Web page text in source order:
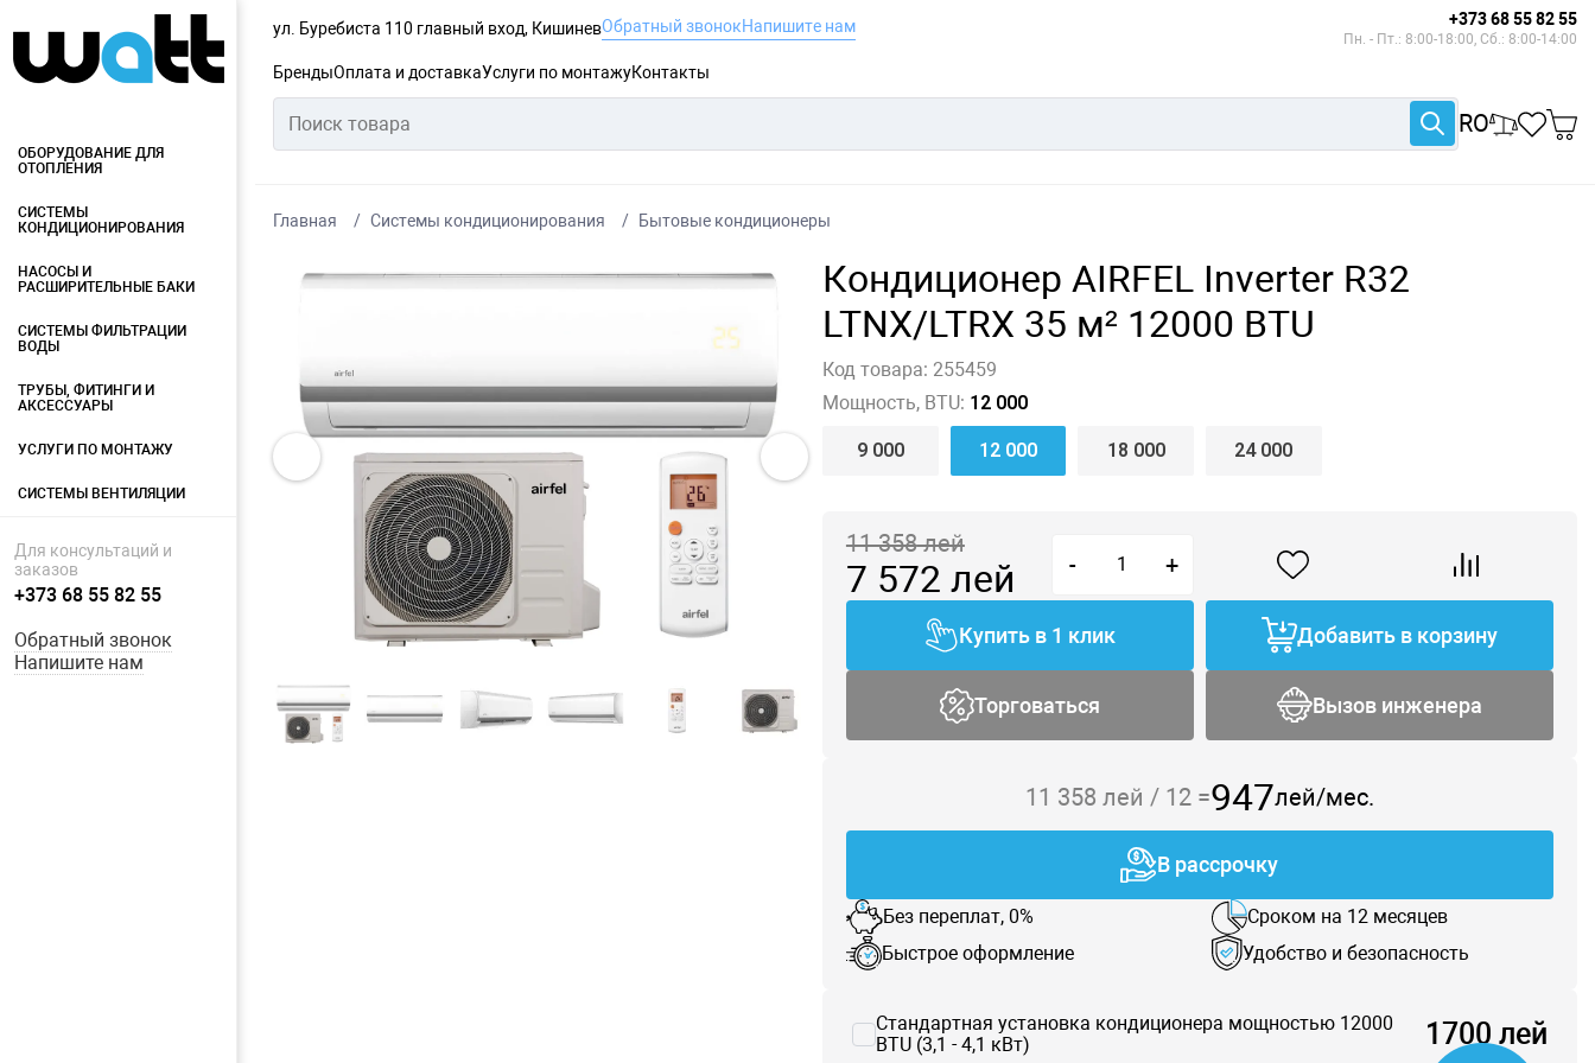
ул. Буребиста 110 главный вход, КишиневОбратный звонокНапишите нам +373 68 55 82 55
Пн. - Пт.: 8:00-18:00, Сб.: 8:00-14:00
БрендыОплата и доставкаУслуги по монтажуКонтакты
RO
ОБОРУДОВАНИЕ ДЛЯ
ОТОПЛЕНИЯ
СИСТЕМЫ
КОНДИЦИОНИРОВАНИЯ
НАСОСЫ И
РАСШИРИТЕЛЬНЫЕ БАКИ
СИСТЕМЫ ФИЛЬТРАЦИИ
ВОДЫ
ТРУБЫ, ФИТИНГИ И
АКСЕССУАРЫ
УСЛУГИ ПО МОНТАЖУ
СИСТЕМЫ ВЕНТИЛЯЦИИ
Для консультаций и
заказов
+373 68 55 82 55
Обратный звонок
Напишите нам
Главная Системы кондиционирования Бытовые кондиционеры
Кондиционер AIRFEL Inverter R32
LTNX/LTRX 35 м² 12000 BTU
Код товара: 255459
Мощность, BTU: 12 000
9 000 12 000 18 000 24 000
11 358лей
7 572 лей - +
Купить в 1 клик Добавить в корзину
Торговаться Вызов инженера
11 358 лей / 12=947лей/мес.
В рассрочку
Без переплат, 0%
Сроком на 12 месяцев
Быстрое оформление
Удобство и безопасность
Стандартная установка кондиционера мощностью 12000
BTU (3,1 - 4,1 кВт)
1700 лей